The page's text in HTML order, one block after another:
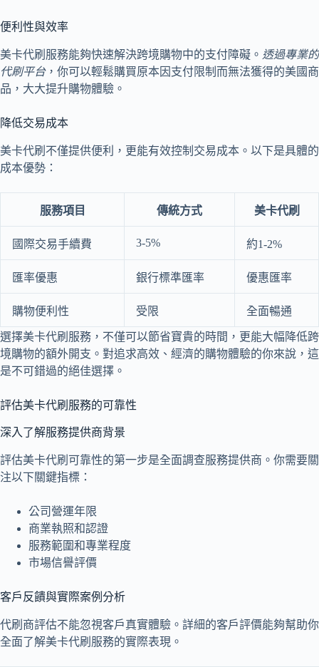
便利性與效率
美卡代刷服務能夠快速解決跨境購物中的支付障礙。 透過專業的
代刷平台，你可以輕鬆購買原本因支付限制而無法獲得的美國商
品，大大提升購物體驗。
降低交易成本
美卡代刷不僅提供便利，更能有效控制交易成本。以下是具體的
成本優勢：
服務項目 傳統方式 美卡代刷
國際交易手續費 3-5% 約1-2%
匯率優惠 銀行標準匯率 優惠匯率
購物便利性 受限 全面暢通
選擇美卡代刷服務，不僅可以節省寶貴的時間，更能大幅降低跨
境購物的額外開支。對追求高效、經濟的購物體驗的你來說，這
是不可錯過的絕佳選擇。
評估美卡代刷服務的可靠性
深入了解服務提供商背景
評估美卡代刷可靠性的第一步是全面調查服務提供商。你需要關
注以下關鍵指標：
公司營運年限
商業執照和認證
服務範圍和專業程度
市場信譽評價
客戶反饋與實際案例分析
代刷商評估不能忽視客戶真實體驗。詳細的客戶評價能夠幫助你
全面了解美卡代刷服務的實際表現。